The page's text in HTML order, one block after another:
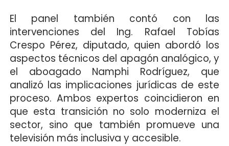
El panel también contó con las
intervenciones del Ing. Rafael Tobías
Crespo Pérez, diputado, quien abordó los
aspectos técnicos del apagón analógico, y
el aboagado Namphi Rodríguez, que
analizó las implicaciones jurídicas de este
proceso. Ambos expertos coincidieron en
que esta transición no solo moderniza el
sector, sino que también promueve una
televisión más inclusiva y accesible.